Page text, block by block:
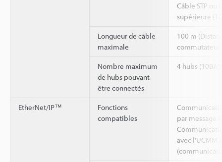
Câble STP ou
supérieure
Longueur de câble
maximale
100 m
commutateur
Nombre maximum
de hubs pouvant
être connectés
4 hubs
EtherNet/IP™
Fonctions
compatibles
par message
avec l'UCMM